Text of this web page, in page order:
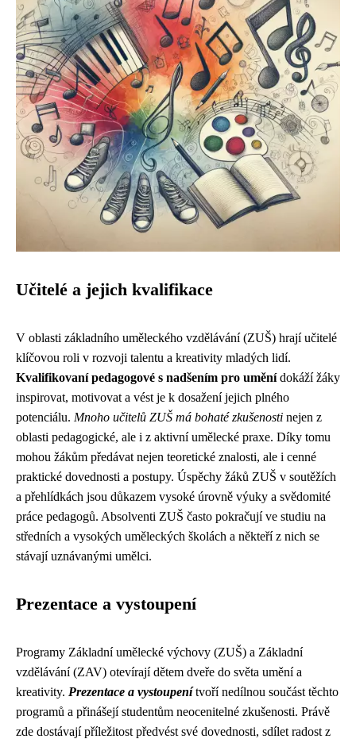
Učitelé a jejich kvalifikace
V oblasti základního uměleckého vzdělávání (ZUŠ) hrají učitelé
klíčovou roli v rozvoji talentu a kreativity mladých lidí.
Kvalifikovaní pedagogové s nadšením pro uměnídokáží žáky
inspirovat, motivovat a vést je k dosažení jejich plného
potenciálu. Mnoho učitelů ZUŠ má bohaté zkušenosti nejen z
oblasti pedagogické, ale i z aktivní umělecké praxe. Díky tomu
mohou žákům předávat nejen teoretické znalosti, ale i cenné
praktické dovednosti a postupy. Úspěchy žáků ZUŠ v soutěžích
a přehlídkách jsou důkazem vysoké úrovně výuky a svědomité
práce pedagogů. Absolventi ZUŠ často pokračují ve studiu na
středních a vysokých uměleckých školách a někteří z nich se
stávají uznávanými umělci.
Prezentace a vystoupení
Programy Základní umělecké výchovy (ZUŠ) a Základní
vzdělávání (ZAV) otevírají dětem dveře do světa umění a
kreativity. Prezentace a vystoupenítvoří nedílnou součást těchto
programů a přinášejí studentům neocenitelné zkušenosti. Právě
zde dostávají příležitost předvést své dovednosti, sdílet radost z